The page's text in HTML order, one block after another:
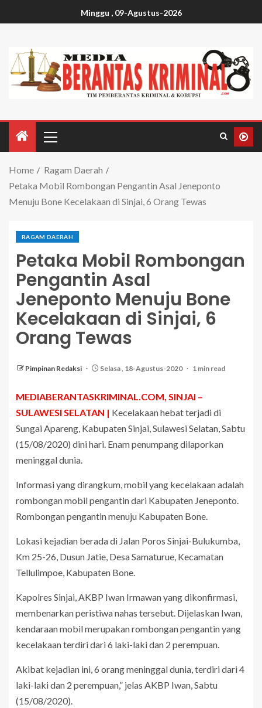
Minggu , 09-Agustus-2026
Home
Ragam Daerah
Petaka Mobil Rombongan Pengantin Asal Jeneponto
Menuju Bone Kecelakaan di Sinjai, 6 Orang Tewas
RAGAM DAERAH
Petaka Mobil Rombongan
Pengantin Asal
Jeneponto Menuju Bone
Kecelakaan di Sinjai, 6
Orang Tewas
Pimpinan Redaksi Selasa , 18-Agustus-2020 1 min read
MEDIABERANTASKRIMINAL.COM, SINJAI –
SULAWESI SELATAN | Kecelakaan hebat terjadi di
Sungai Apareng, Kabupaten Sinjai, Sulawesi Selatan, Sabtu
(15/08/2020) dini hari. Enam penumpang dilaporkan
meninggal dunia.
Informasi yang dirangkum, mobil yang kecelakaan adalah
rombongan mobil pengantin dari Kabupaten Jeneponto.
Rombongan pengantin menuju Kabupaten Bone.
Lokasi kejadian berada di Jalan Poros Sinjai-Bulukumba,
Km 25-26, Dusun Jatie, Desa Samaturue, Kecamatan
Tellulimpoe, Kabupaten Bone.
Kapolres Sinjai, AKBP Iwan Irmawan yang dikonfirmasi,
membenarkan peristiwa nahas tersebut. Dijelaskan Iwan,
kendaraan mobil merupakan rombongan pengantin yang
kecelakaan terdiri dari 6 laki-laki dan 2 perempuan.
Akibat kejadian ini, 6 orang meninggal dunia, terdiri dari 4
laki-laki dan 2 perempuan,” jelas AKBP Iwan, Sabtu
(15/08/2020).